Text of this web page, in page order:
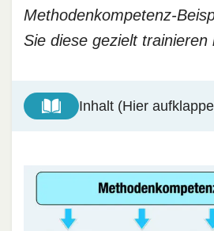
Methodenkompetenz-
Sie diese gezielt
Inhalt (Hier